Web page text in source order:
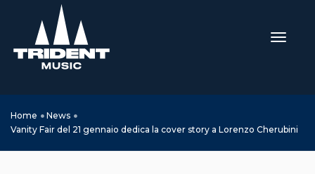
Home
News
Vanity Fair del 21 gennaio dedica la cover story a Lorenzo Cherubini